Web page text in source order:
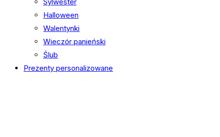
Halloween
Walentynki
Wieczór panieński
Ślub
Prezenty personalizowane